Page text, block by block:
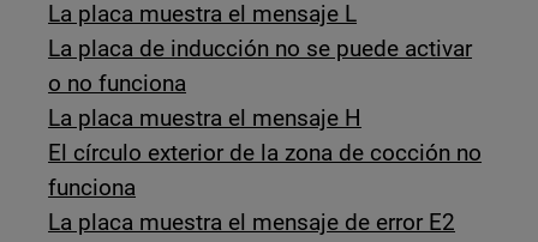
La placa muestra el mensaje L
La placa de inducción no se puede activar
o no funciona
La placa muestra el mensaje H
El círculo exterior de la zona de cocción no
funciona
La placa muestra el mensaje de error E2